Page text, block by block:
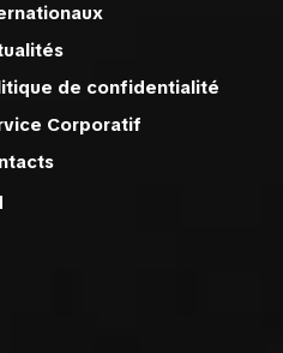
de confidentialité
Corporatif